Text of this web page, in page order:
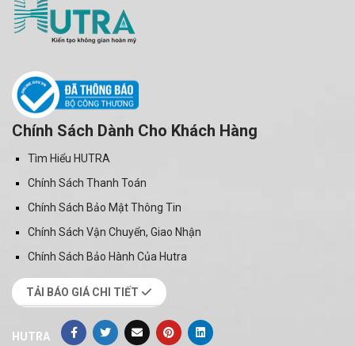
Chính Sách Dành Cho Khách Hàng
Tìm Hiểu HUTRA
Chính Sách Thanh Toán
Chính Sách Bảo Mật Thông Tin
Chính Sách Vận Chuyển, Giao Nhận
Chính Sách Bảo Hành Của Hutra
TẢI BÁO GIÁ CHI TIẾT
HUTRA